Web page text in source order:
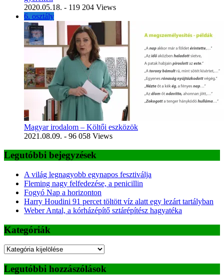
2020.05.18. - 119 204 Views
6. osztály
Magyar irodalom – Költői eszközök
2021.08.09. - 96 058 Views
Legutóbbi bejegyzések
A világ legnagyobb egynapos fesztiválja
Fleming nagy felfedezése, a penicillin
Fogyó Nap a horizonton
Harry Houdini 91 percet töltött víz alatt egy lezárt tartályban
Weber Antal, a kórházépítő sztárépítész hagyatéka
Kategóriák
Kategóriák
Legutóbbi hozzászólások